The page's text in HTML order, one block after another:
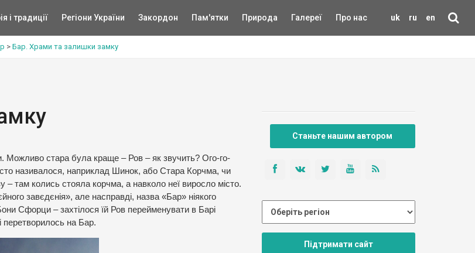
uk ru en
і традиції Регіони України Закордон Пам'ятки Природа Галереї Про нас
> Бар. Храми та залишки замку
Можливо стара була краще – Ров – як звучить? Ого-го-
називалося, наприклад Шинок, або Стара Корчма, чи
– там колись стояла корчма, а навколо неї виросло місто.
завєдєнія», але насправді, назва «Бар» ніякого
Сфорци – захтілося їй Ров перейменувати в Барі
перетворилось на Бар.
Станьте нашим автором
Підтримати сайт